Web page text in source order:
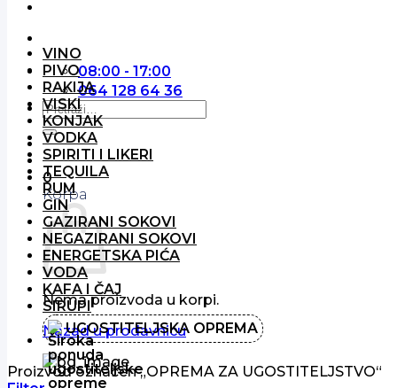
08:00 - 17:00
064 128 64 36
Pretraga
za:
0
Korpa
Nema proizvoda u korpi.
Nazad u prodavnicu
VINO
PIVO
RAKIJA
VISKI
KONJAK
VODKA
SPIRITI I LIKERI
TEQUILA
RUM
GIN
GAZIRANI SOKOVI
NEGAZIRANI SOKOVI
ENERGETSKA PIĆA
VODA
KAFA I ČAJ
SIRUPI
UGOSTITELJSKA OPREMA
Proizvod označen „OPREMA ZA UGOSTITELJSTVO“